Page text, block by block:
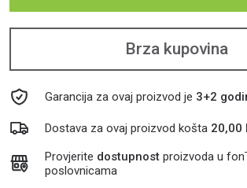
Brza kupovina
Garancija za ovaj proizvod je 3+2
Dostava za ovaj proizvod košta 20,00
Provjerite dostupnostproizvoda u
poslovnicama